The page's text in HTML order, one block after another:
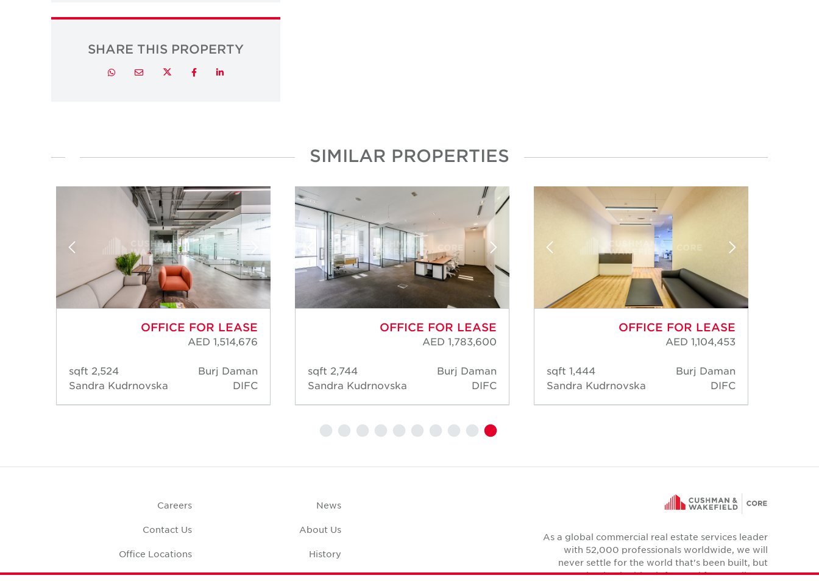
SHARE THIS PROPERTY
LinkedIn
Facebook
Twitter
Email
Whatsapp
SIMILAR PROPERTIES
OFFICE FOR LEASE
AED 1,104,453
Burj Daman
DIFC
1,444 sqft
Sandra Kudrnovska
OFFICE FOR LEASE
AED 1,783,600
Burj Daman
DIFC
2,744 sqft
Sandra Kudrnovska
OFFICE FOR LEASE
AED 1,514,676
Burj Daman
DIFC
2,524 sqft
Sandra Kudrnovska
As a global commercial real estate services leader
with 52,000 professionals worldwide, we will
never settle for the world that's been built, but
relentlessly drive it forward for our clients,
News
About Us
History
Case Studies
Careers
Contact Us
Office Locations
Corporate Social